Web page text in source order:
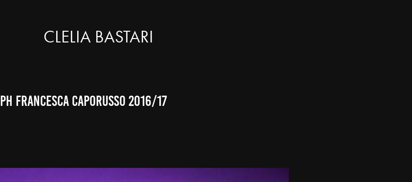
CLELIA BASTARI
ph francesca caporusso 2016/17